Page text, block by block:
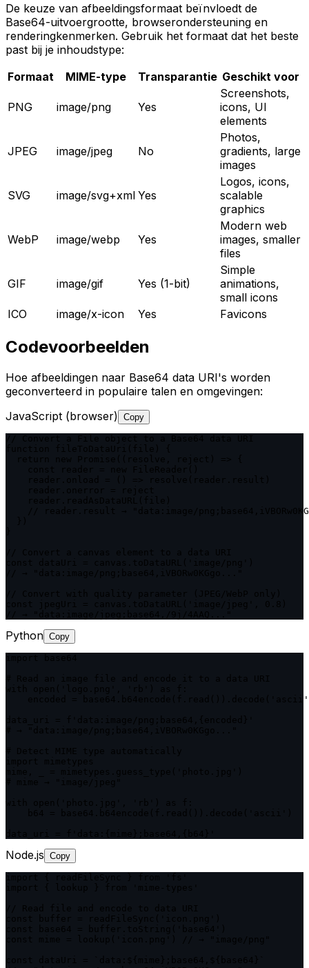
De keuze van afbeeldingsformaat beïnvloedt de
Base64-uitvoergrootte, browserondersteuning en
renderingkenmerken. Gebruik het formaat dat het beste
past bij je inhoudstype:
Formaat
MIME-type Transparantie Geschikt voor
PNG image/png Yes
Screenshots,
icons, UI
elements
JPEG image/jpeg No
Photos,
gradients, large
images
SVG image/svg+xml Yes
Logos, icons,
scalable
graphics
WebP image/webp Yes
Modern web
images, smaller
files
GIF image/gif Yes (1-bit)
Simple
animations,
small icons
ICO
image/x-icon Yes Favicons
Codevoorbeelden
Hoe afbeeldingen naar Base64 data URI's worden
geconverteerd in populaire talen en omgevingen:
JavaScript (browser) Copy
// reader.result → "data:image/
Python Copy
encoded =
Node.js Copy